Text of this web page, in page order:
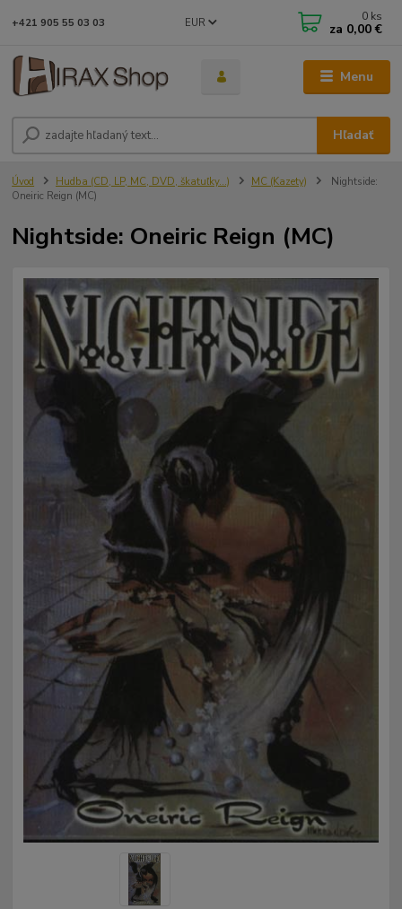
Menu
EUR
Hľadať
+421 905 55 03 03 0 ks
za 0,00 €
Úvod Hudba (CD, LP, MC, DVD, škatuľky...) MC (Kazety)
Nightside:
Oneiric Reign (MC)
Nightside: Oneiric Reign (MC)